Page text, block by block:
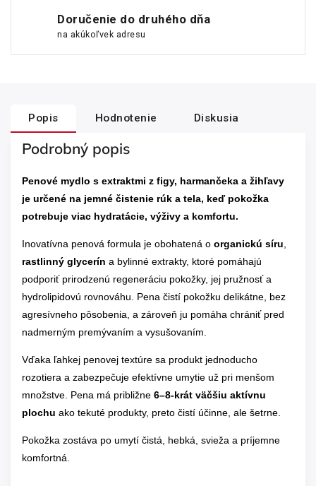
Doručenie do druhého dňa
na akúkoľvek adresu
Popis Hodnotenie Diskusia
Podrobný popis
Penové mydlo s extraktmi z figy, harmančeka a žihľavy
je určené na jemné čistenie rúk a tela, keď pokožka
potrebuje viac hydratácie, výživy a komfortu.
Inovatívna penová formula je obohatená o organickú síru
rastlinný glycerín a bylinné extrakty, ktoré pomáhajú
podporiť prirodzenú regeneráciu pokožky, jej pružnosť a
hydrolipidovú rovnováhu. Pena čistí pokožku delikátne, bez
agresívneho pôsobenia, a zároveň ju pomáha chrániť pred
nadmerným premývaním a vysušovaním.
Vďaka ľahkej penovej textúre sa produkt jednoducho
rozotiera a zabezpečuje efektívne umytie už pri menšom
množstve. Pena má približne 6–8-krát väčšiu aktívnu
plochu ako tekuté produkty, preto čistí účinne, ale šetrne.
Pokožka zostáva po umytí čistá, hebká, svieža a príjemne
komfortná.